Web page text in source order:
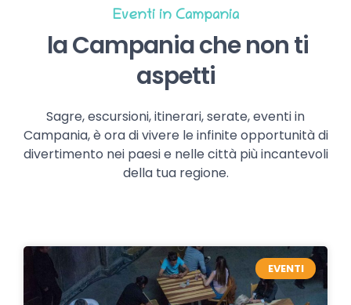
Eventi in Campania
la Campania che non ti
aspetti
Sagre, escursioni, itinerari, serate, eventi in
Campania, è ora di vivere le infinite opportunità di
divertimento nei paesi e nelle città più incantevoli
della tua regione.
EVENTI